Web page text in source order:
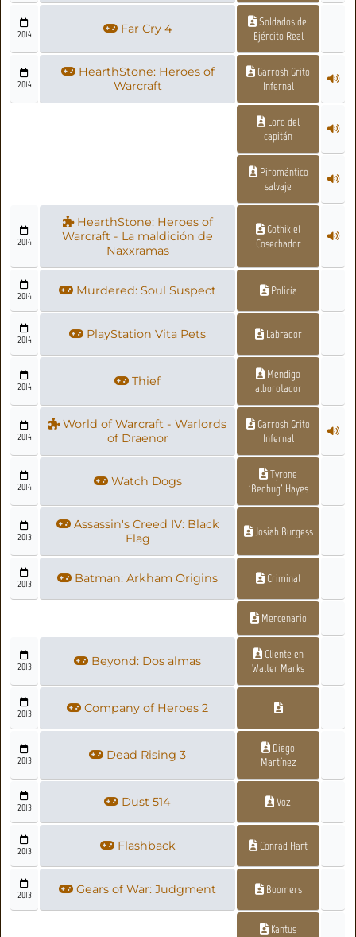
2014 Far Cry 4
Soldados del
Ejército Real
2014
HearthStone: Heroes of
Warcraft
Garrosh Grito
Infernal
Loro del
capitán
Piromántico
salvaje
2014
HearthStone: Heroes of
Warcraft - La maldición de
Naxxramas
Gothik el
Cosechador
2014 Murdered: Soul Suspect Policía
2014 PlayStation Vita Pets Labrador
2014 Thief
Mendigo
alborotador
2014
World of Warcraft - Warlords
of Draenor
Garrosh Grito
Infernal
2014 Watch Dogs
Tyrone
'Bedbug' Hayes
2013
Assassin's Creed IV: Black
Flag
Josiah Burgess
2013 Batman: Arkham Origins Criminal
Mercenario
2013 Beyond: Dos almas
Cliente en
Walter Marks
2013 Company of Heroes 2
2013 Dead Rising 3
Diego
Martínez
2013 Dust 514 Voz
2013 Flashback Conrad Hart
2013 Gears of War: Judgment Boomers
Kantus